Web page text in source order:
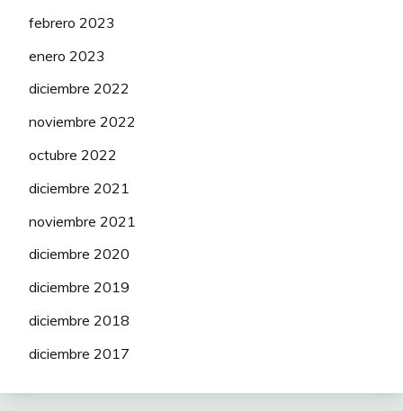
febrero 2023
enero 2023
diciembre 2022
noviembre 2022
octubre 2022
diciembre 2021
noviembre 2021
diciembre 2020
diciembre 2019
diciembre 2018
diciembre 2017